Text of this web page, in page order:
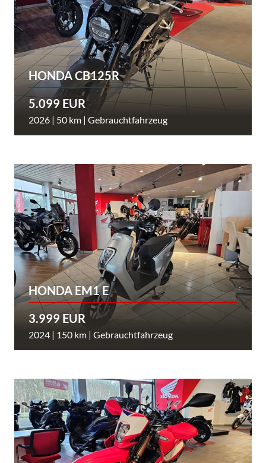
HONDA CB125R
5.099 EUR
2026 | 50 km | Gebrauchtfahrzeug
HONDA EM1 E
3.999 EUR
2024 | 150 km | Gebrauchtfahrzeug